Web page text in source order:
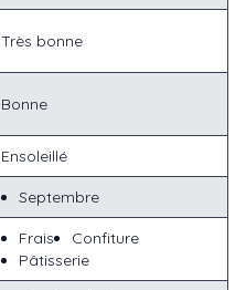
Très bonne
Bonne
Ensoleillé
Septembre
Frais
Confiture
Pâtisserie